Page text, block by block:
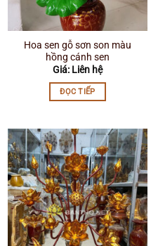
Hoa sen gỗ sơn son màu
hồng cánh sen
Giá: Liên hệ
ĐỌC TIẾP